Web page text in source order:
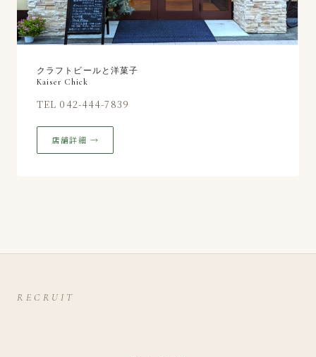
クラフトビールと洋菓子
Kaiser Chick
TEL 042-444-7839
店舗詳細 →
RECRUIT